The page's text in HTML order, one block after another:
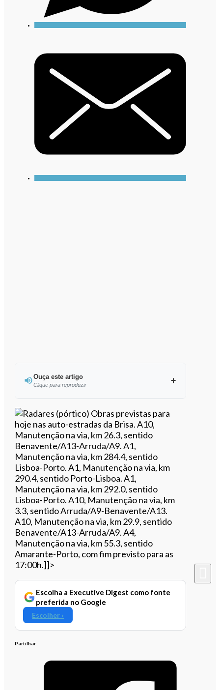
Ouça este artigo
Clique para reproduzir
Ouvir este artigo
Obras previstas para
hoje nas auto-estradas da Brisa. A10,
Manutenção na via, km 26.3, sentido
Benavente/A13-Arruda/A9. A1,
Manutenção na via, km 284.4, sentido
Lisboa-Porto. A1, Manutenção na via, km
290.4, sentido Porto-Lisboa. A1,
Manutenção na via, km 292.0, sentido
Lisboa-Porto. A10, Manutenção na via, km
3.3, sentido Arruda/A9-Benavente/A13.
A10, Manutenção na via, km 29.9, sentido
Benavente/A13-Arruda/A9. A4,
Manutenção na via, km 55.3, sentido
Amarante-Porto, com fim previsto para as
17:00h.]]>
Escolha a Executive Digest como fonte
preferida no Google
Escolher ›
Partilhar